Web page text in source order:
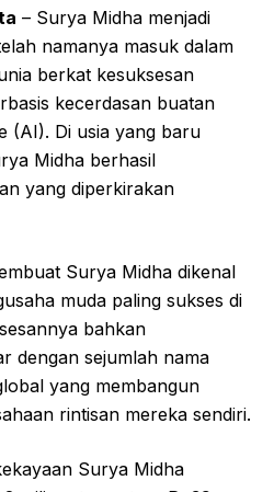
– Surya Midha menjadi
namanya masuk dalam
berkat kesuksesan
kecerdasan buatan
(AI). Di usia yang baru
Midha berhasil
yang diperkirakan
Surya Midha dikenal
muda paling sukses di
bahkan
dengan sejumlah nama
yang membangun
rintisan mereka sendiri.
Surya Midha